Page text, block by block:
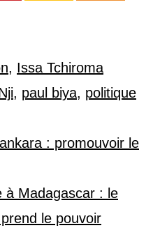
, Issa Tchiroma
, paul biya, politique
: promouvoir le
à Madagascar : le
le pouvoir